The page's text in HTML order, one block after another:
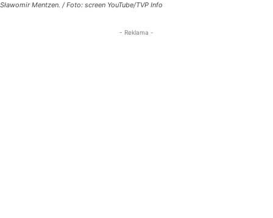
Sławomir Mentzen. / Foto: screen YouTube/TVP Info
- Reklama -